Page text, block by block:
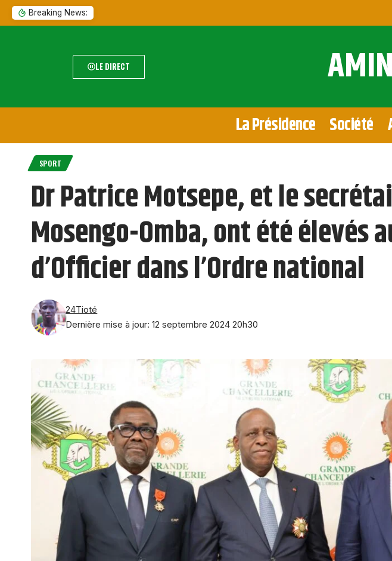
Breaking News:
LE DIRECT
La Présidence Société
SPORT
Dr Patrice Motsepe, et le
Mosengo-Omba, ont été élevés
d’Officier dans l’Ordre national
Dernière mise à jour: 12 septembre 2024 20h30
24Tioté